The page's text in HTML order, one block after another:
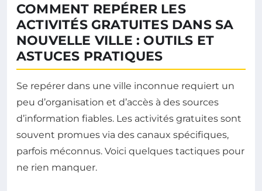
COMMENT REPÉRER LES
ACTIVITÉS GRATUITES DANS SA
NOUVELLE VILLE : OUTILS ET
ASTUCES PRATIQUES
Se repérer dans une ville inconnue requiert un
peu d’organisation et d’accès à des sources
d’information fiables. Les activités gratuites sont
souvent promues via des canaux spécifiques,
parfois méconnus. Voici quelques tactiques pour
ne rien manquer.